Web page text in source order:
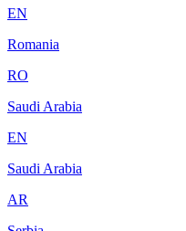
EN
Romania
RO
Saudi Arabia
EN
Saudi Arabia
AR